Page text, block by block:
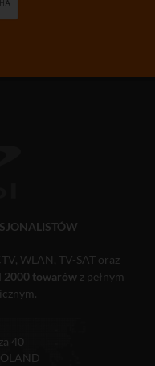
WLAN, TV-SAT oraz
2000 towarówz pełnym
40